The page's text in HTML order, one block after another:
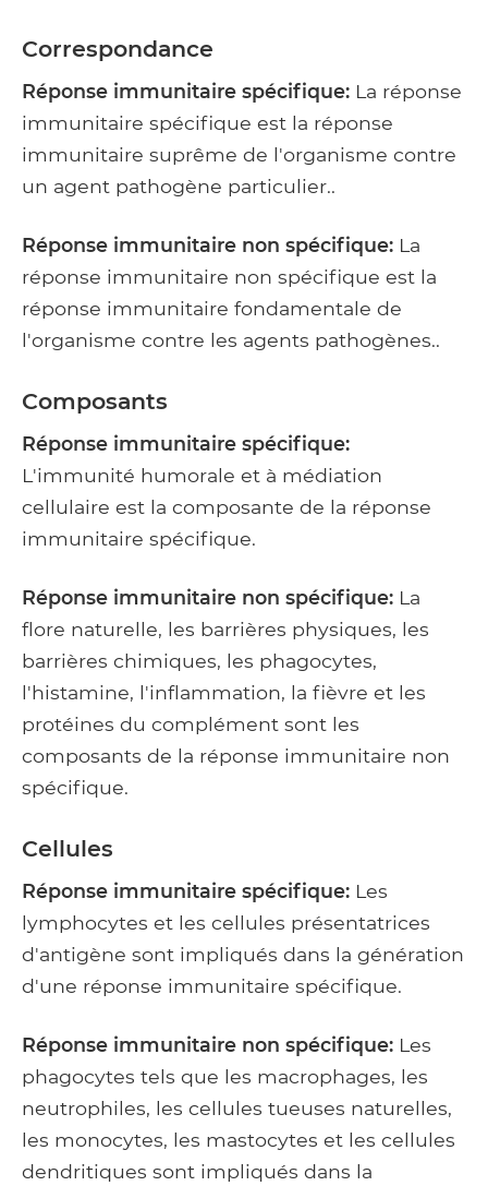
Correspondance
Réponse immunitaire spécifique: La réponse
immunitaire spécifique est la réponse
immunitaire suprême de l'organisme contre
un agent pathogène particulier..
Réponse immunitaire non spécifique: La
réponse immunitaire non spécifique est la
réponse immunitaire fondamentale de
l'organisme contre les agents pathogènes..
Composants
Réponse immunitaire spécifique:
L'immunité humorale et à médiation
cellulaire est la composante de la réponse
immunitaire spécifique.
Réponse immunitaire non spécifique: La
flore naturelle, les barrières physiques, les
barrières chimiques, les phagocytes,
l'histamine, l'inflammation, la fièvre et les
protéines du complément sont les
composants de la réponse immunitaire non
spécifique.
Cellules
Réponse immunitaire spécifique: Les
lymphocytes et les cellules présentatrices
d'antigène sont impliqués dans la génération
d'une réponse immunitaire spécifique.
Réponse immunitaire non spécifique: Les
phagocytes tels que les macrophages, les
neutrophiles, les cellules tueuses naturelles,
les monocytes, les mastocytes et les cellules
dendritiques sont impliqués dans la